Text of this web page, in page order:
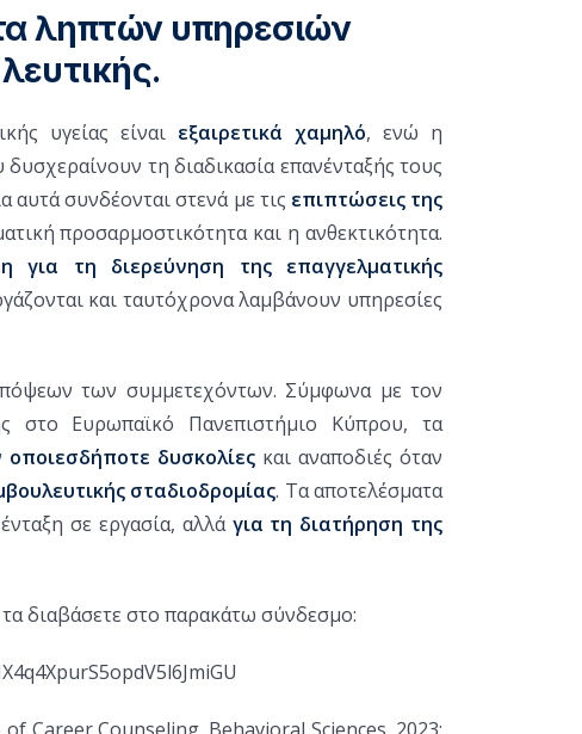
ληπτών υπηρεσιών
υγείας είναι εξαιρετικά χαμηλό, ενώ η
τη διαδικασία επανένταξής τους
συνδέονται στενά με τις επιπτώσεις της
προσαρμοστικότητα και η ανθεκτικότητα.
για τη διερεύνηση της επαγγελματικής
και ταυτόχρονα λαμβάνουν υπηρεσίες
των συμμετεχόντων. Σύμφωνα με τον
στο Ευρωπαϊκό Πανεπιστήμιο Κύπρου, τα
δυσκολίες και αναποδιές όταν
σταδιοδρομίας. Τα αποτελέσματα
σε εργασία, αλλά για τη διατήρηση της
διαβάσετε στο παρακάτω σύνδεσμο: